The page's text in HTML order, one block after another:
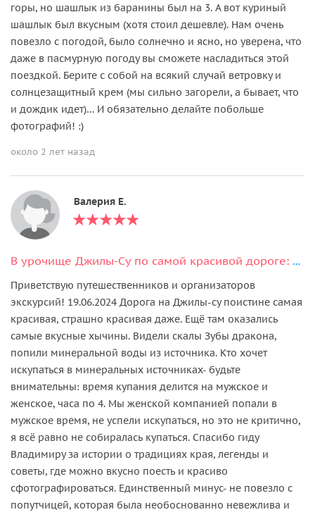
горы, но шашлык из баранины был на 3. А вот куриный
шашлык был вкусным (хотя стоил дешевле). Нам очень
повезло с погодой, было солнечно и ясно, но уверена, что
даже в пасмурную погоду вы сможете насладиться этой
поездкой. Берите с собой на всякий случай ветровку и
солнцезащитный крем (мы сильно загорели, а бывает, что
и дождик идет)… И обязательно делайте побольше
фотографий! :)
около 2 лет назад
Валерия Е.
В урочище Джилы-Су по самой красивой дороге: Шаджатмаз, скалы Аватары
Приветствую путешественников и организаторов
экскурсий! 19.06.2024 Дорога на Джилы-су поистине самая
красивая, страшно красивая даже. Ещё там оказались
самые вкусные хычины. Видели скалы Зубы дракона,
попили минеральной воды из источника. Кто хочет
искупаться в минеральных источниках- будьте
внимательны: время купания делится на мужское и
женское, часа по 4. Мы женской компанией попали в
мужское время, не успели искупаться, но это не критично,
я всё равно не собиралась купаться. Спасибо гиду
Владимиру за истории о традициях края, легенды и
советы, где можно вкусно поесть и красиво
сфотографироваться. Единственный минус- не повезло с
попутчицей, которая была необоснованно невежлива и